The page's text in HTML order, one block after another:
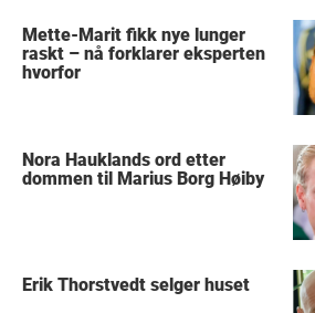
Mette-Marit fikk nye lunger
raskt – nå forklarer eksperten
hvorfor
Nora Hauklands ord etter
dommen til Marius Borg Høiby
Erik Thorstvedt selger huset